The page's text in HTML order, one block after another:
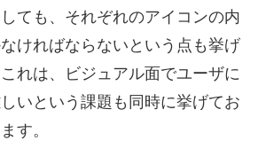
ても、それぞれのアイコンの内
ければならないという点も挙げ
れは、ビジュアル面でユーザに
いという課題も同時に挙げてお
す。